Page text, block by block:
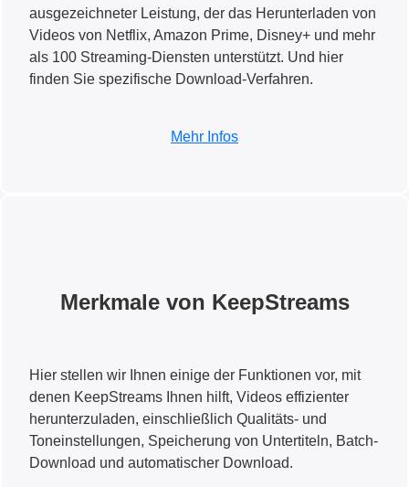
ausgezeichneter Leistung, der das Herunterladen von
Videos von Netflix, Amazon Prime, Disney+ und mehr
als 100 Streaming-Diensten unterstützt. Und hier
finden Sie spezifische Download-Verfahren.
Mehr Infos
Merkmale von KeepStreams
Hier stellen wir Ihnen einige der Funktionen vor, mit
denen KeepStreams Ihnen hilft, Videos effizienter
herunterzuladen, einschließlich Qualitäts- und
Toneinstellungen, Speicherung von Untertiteln, Batch-
Download und automatischer Download.